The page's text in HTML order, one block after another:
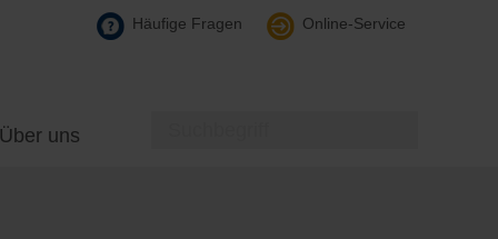
Häufige Fragen Online-Service
Über uns